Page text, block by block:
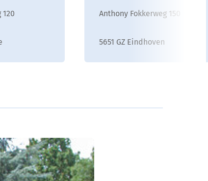
120 Anthony Fokkerweg 150
5651 GZ Eindhoven